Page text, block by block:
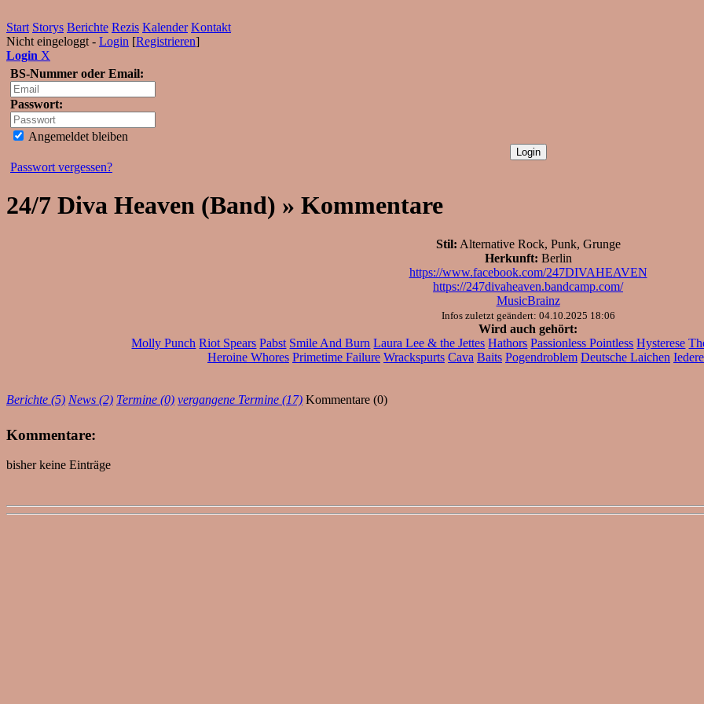
Start Storys Berichte Rezis Kalender Kontakt
Nicht eingeloggt - Login [Registrieren]
Login X
BS-Nummer oder Email:
Passwort:
Angemeldet bleiben
Passwort vergessen?
24/7 Diva Heaven (Band) » Kommentare
Stil: Alternative Rock, Punk, Grunge
Herkunft: Berlin
https://www.facebook.com/247DIVAHEAVEN
https://247divaheaven.bandcamp.com/
MusicBrainz
Infos zuletzt geändert: 04.10.2025 18:06
Wird auch gehört:
Molly Punch Riot Spears Pabst Smile And Burn Laura Lee & the Jettes Hathors Passionless Pointless Hysterese
Heroine Whores Primetime Failure Wrackspurts Cava Baits Pogendroblem Deutsche Laichen
Berichte (5) News (2) Termine (0) vergangene Termine (17) Kommentare (0)
Kommentare:
bisher keine Einträge